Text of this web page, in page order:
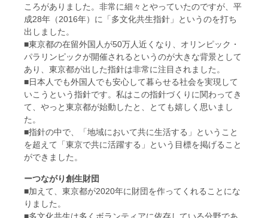
ころがありました。非常に細々とやっていたのですが、平
成28年（2016年）に「多文化共生指針」というのを打ち
出しました。
■東京都の在留外国人が50万人近くなり、オリンピック・
パラリンピックが開催されるというのが大きな背景として
あり、東京都が出した指針は非常に注目されました。
■日本人でも外国人でも安心して暮らせる社会を実現して
いこうという指針です。私はこの指針づくりに関わってき
て、やっと東京都が始動したと、とても嬉しく思いまし
た。
■指針の中で、「地域において共に生活する」ということ
を超えて「東京で共に活躍する」という目標を掲げること
ができました。
ーつながり創生財団
■加えて、東京都が2020年に財団を作ってくれることにな
りました。